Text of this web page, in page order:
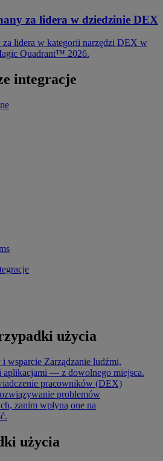
za lidera w dziedzinie DEX
za lidera w kategorii narzędzi DEX w
Quadrant™ 2026.
integracje
użycia
i wsparcie Zarządzanie ludźmi,
aplikacjami — z dowolnego miejsca.
pracowników (DEX)
problemów
zanim wpłyną one na
użycia